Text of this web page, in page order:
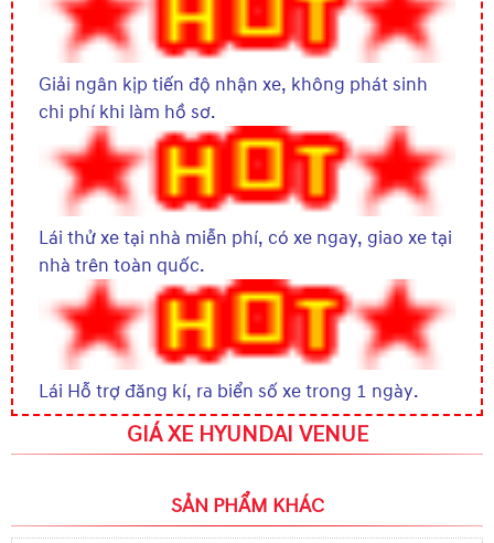
Giải ngân kịp tiến độ nhận xe, không phát sinh
chi phí khi làm hồ sơ.
Lái thử xe tại nhà miễn phí, có xe ngay, giao xe tại
nhà trên toàn quốc.
Lái Hỗ trợ đăng kí, ra biển số xe trong 1 ngày.
GIÁ XE HYUNDAI VENUE
SẢN PHẨM KHÁC